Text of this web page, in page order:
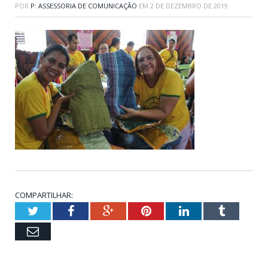
POR P: ASSESSORIA DE COMUNICAÇÃO EM 2 DE DEZEMBRO DE 2019
COMPARTILHAR:
TwitterFacebookGoogle+PinterestLinkedInTumblr
Email